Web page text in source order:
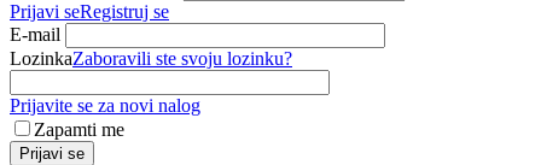
Prijavi seRegistruj se
E-mail
LozinkaZaboravili ste svoju lozinku?
Prijavite se za novi nalog
Zapamti me
Prijavi se